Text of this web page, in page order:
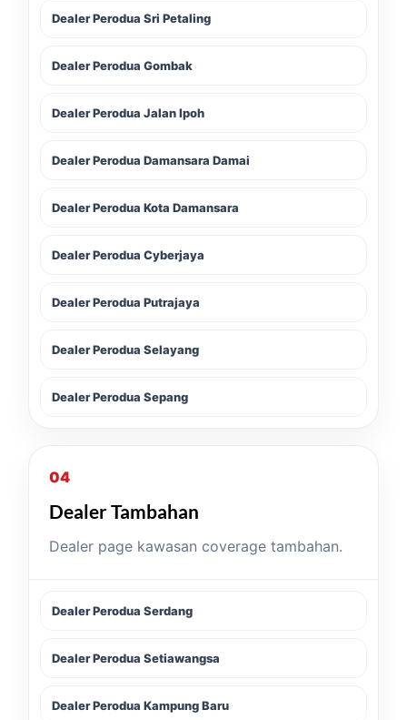
Dealer Perodua Sri Petaling
Dealer Perodua Gombak
Dealer Perodua Jalan Ipoh
Dealer Perodua Damansara Damai
Dealer Perodua Kota Damansara
Dealer Perodua Cyberjaya
Dealer Perodua Putrajaya
Dealer Perodua Selayang
Dealer Perodua Sepang
04
Dealer Tambahan
Dealer page kawasan coverage tambahan.
Dealer Perodua Serdang
Dealer Perodua Setiawangsa
Dealer Perodua Kampung Baru